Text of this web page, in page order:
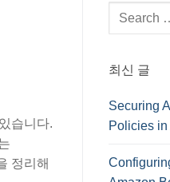
습니다.
정리해
검
색
최신 글
Securing
Policies